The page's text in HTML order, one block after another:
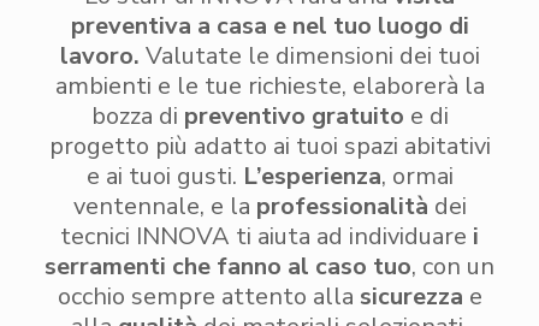
preventiva a casa e nel tuo luogo di
lavoro. Valutate le dimensioni dei tuoi
ambienti e le tue richieste, elaborerà la
bozza di preventivo gratuito e di
progetto più adatto ai tuoi spazi abitativi
e ai tuoi gusti. L’esperienza, ormai
ventennale, e la professionalità dei
tecnici INNOVA ti aiuta ad individuare i
serramenti che fanno al caso tuo, con un
occhio sempre attento alla sicurezza e